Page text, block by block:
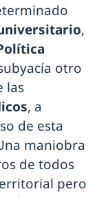
,
otro
las
, a
de esta
maniobra
de todos
pero